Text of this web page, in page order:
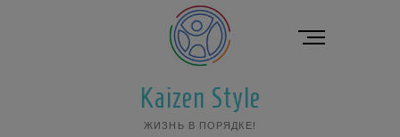
Kaizen Style
ЖИЗНЬ В ПОРЯДКЕ!
К